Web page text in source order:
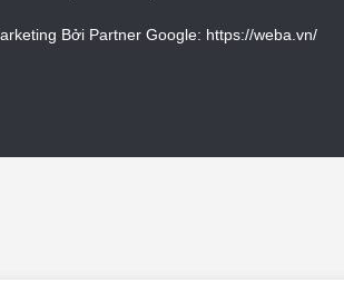
Bởi Partner Google: https://weba.vn/